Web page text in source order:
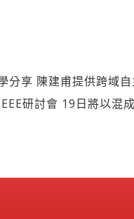
分享 陳建甫提供跨域
研討會 19日將以混